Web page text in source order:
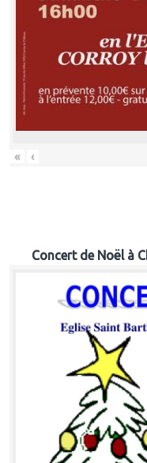
« ‹
Concert de Noël à